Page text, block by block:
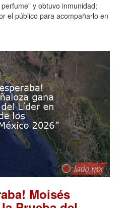
y obtuvo inmunidad;
el público para acompañarlo en
Moisés